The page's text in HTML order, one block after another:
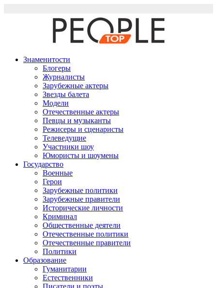
Знаменитости
Блогеры
Журналисты
Зарубежные актеры
Звезды балета
Модели
Отечественные актеры
Певцы и музыканты
Режисеры и сценаристы
Телеведущие
Участники шоу
Юмористы и шоумены
Государство
Военные
Герои
Зарубежные политики
Зарубежные правители
Исторические личности
Криминал
Общественные деятели
Отечественные политики
Отечественные правители
Политики
Образование
Гуманитарии
Естественники
Писатели и поэты